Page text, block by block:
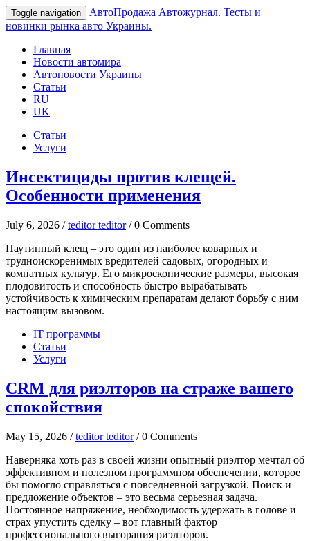
Toggle navigation АвтоПродажа Автожурнал. Тесты и
новинки рынка авто Украины.
Главная
Новости автомира
Автоновости Украины
Статьи
RU
UK
Статьи
Услуги
Инсектициды против клещей.
Особенности применения
July 6, 2026 /teditor teditor/ 0 Comments
Паутинный клещ – это один из наиболее коварных и
трудноискоренимых вредителей садовых, огородных и
комнатных культур. Его микроскопические размеры, высокая
плодовитость и способность быстро вырабатывать
устойчивость к химическим препаратам делают борьбу с ним
настоящим вызовом.
IT программы
Статьи
Услуги
CRM для риэлторов на страже вашего
спокойствия
May 15, 2026 /teditor teditor/ 0 Comments
Наверняка хоть раз в своей жизни опытный риэлтор мечтал об
эффективном и полезном программном обеспечении, которое
бы помогло справляться с повседневной загрузкой. Поиск и
предложение объектов – это весьма серьезная задача.
Постоянное напряжение, необходимость удержать в голове и
страх упустить сделку – вот главный фактор
профессионального выгорания риэлторов.